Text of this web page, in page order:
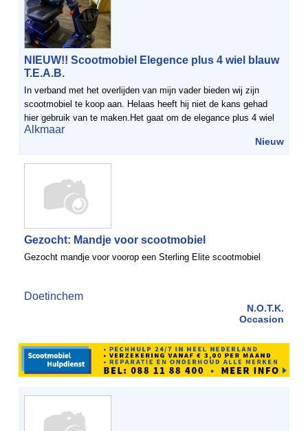
NIEUW!! Scootmobiel Elegence plus 4 wiel blauw
T.E.A.B.
In verband met het overlijden van mijn vader bieden wij zijn
scootmobiel te koop aan. Helaas heeft hij niet de kans gehad
hier gebruik van te maken.Het gaat om de elegance plus 4 wiel
blauw. De scootmobiel is voorzien van stokhouder ...
Alkmaar
Nieuw
Gezocht: Mandje voor scootmobiel
Gezocht mandje voor voorop een Sterling Elite scootmobiel
Doetinchem
N.O.T.K.
Occasion